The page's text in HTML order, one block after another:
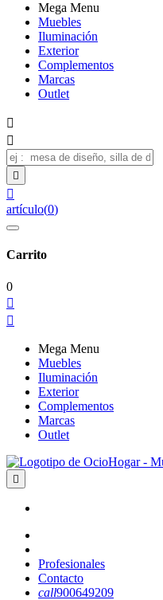
Mega Menu
Muebles
Iluminación
Exterior
Complementos
Marcas
Outlet




artículo(0)
Carrito
0


Mega Menu
Muebles
Iluminación
Exterior
Complementos
Marcas
Outlet

Profesionales
Contacto
call900649209